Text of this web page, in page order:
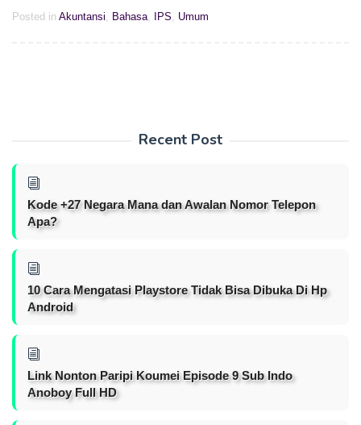
Posted in Akuntansi, Bahasa, IPS, Umum
Recent Post
Kode +27 Negara Mana dan Awalan Nomor Telepon
Apa?
10 Cara Mengatasi Playstore Tidak Bisa Dibuka Di Hp
Android
Link Nonton Paripi Koumei Episode 9 Sub Indo
Anoboy Full HD